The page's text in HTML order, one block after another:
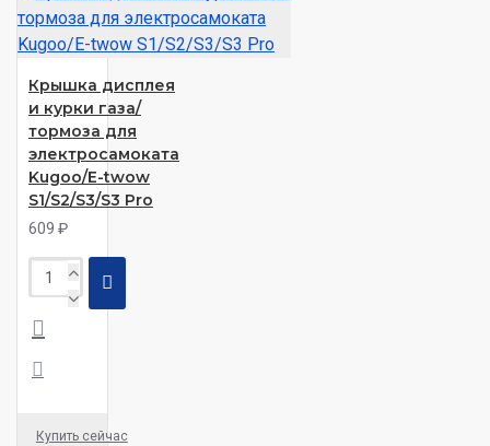
Крышка дисплея
и курки газа/
тормоза для
электросамоката
Kugoo/E-twow
S1/S2/S3/S3 Pro
609 ₽
Купить сейчас